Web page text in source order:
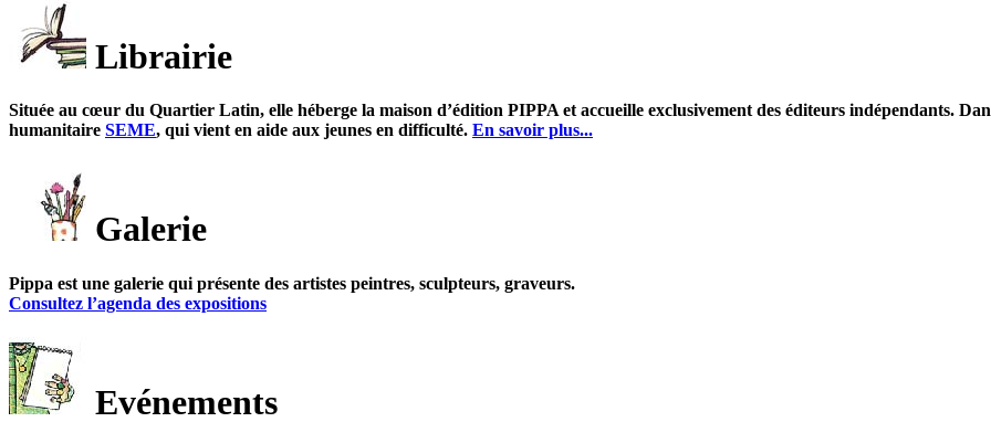
Librairie
Située au cœur du Quartier Latin, elle héberge la maison d’édition PIPPA et accueille exclusivement des éditeurs indépendants.
humanitaire SEME, qui vient en aide aux jeunes en difficulté. En savoir plus...
Galerie
Pippa est une galerie qui présente des artistes peintres, sculpteurs, graveurs.
Consultez l’agenda des expositions
Evénements